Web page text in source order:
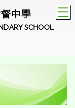
中學
SCHOOL